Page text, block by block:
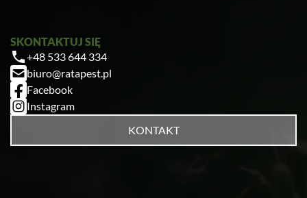
Zrobiłem/am już coś sam/a przed zabiegiem
— pomogłem czy zaszkodziłem?
Ile trwa taki zabieg?
SKONTAKTUJ SIĘ
+48 533 644 334
biuro@ratapest.pl
Facebook
Instagram
KONTAKT